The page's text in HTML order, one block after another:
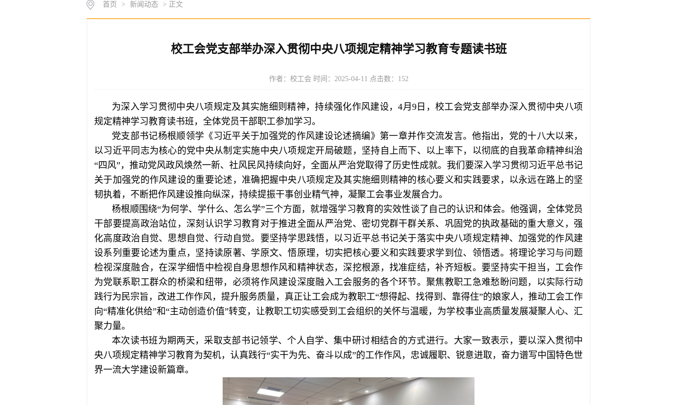
首页 > 新闻动态 > 正文
校工会党支部举办深入贯彻中央八项规定精神学习教育专题读书班
作者：校工会 时间：2025-04-11 点击数： 152
为深入学习贯彻中央八项规定及其实施细则精神，持续强化作风建设，4月9日，校工会党支部举办深入贯彻中央八项
规定精神学习教育读书班，全体党员干部职工参加学习。
党支部书记杨根顺领学《习近平关于加强党的作风建设论述摘编》第一章并作交流发言。他指出，党的十八大以来，
以习近平同志为核心的党中央从制定实施中央八项规定开局破题，坚持自上而下、以上率下，以彻底的自我革命精神纠治
“四风”，推动党风政风焕然一新、社风民风持续向好，全面从严治党取得了历史性成就。我们要深入学习贯彻习近平总书记
关于加强党的作风建设的重要论述，准确把握中央八项规定及其实施细则精神的核心要义和实践要求，以永远在路上的坚
韧执着，不断把作风建设推向纵深，持续提振干事创业精气神，凝聚工会事业发展合力。
杨根顺围绕“为何学、学什么、怎么学”三个方面，就增强学习教育的实效性谈了自己的认识和体会。他强调，全体党员
干部要提高政治站位，深刻认识学习教育对于推进全面从严治党、密切党群干群关系、巩固党的执政基础的重大意义，强
化高度政治自觉、思想自觉、行动自觉。要坚持学思践悟，以习近平总书记关于落实中央八项规定精神、加强党的作风建
设系列重要论述为重点，坚持读原著、学原文、悟原理，切实把核心要义和实践要求学到位、领悟透。将理论学习与问题
检视深度融合，在深学细悟中检视自身思想作风和精神状态，深挖根源，找准症结，补齐短板。要坚持实干担当，工会作
为党联系职工群众的桥梁和纽带，必须将作风建设深度融入工会服务的各个环节。聚焦教职工急难愁盼问题，以实际行动
践行为民宗旨，改进工作作风，提升服务质量，真正让工会成为教职工“想得起、找得到、靠得住”的娘家人，推动工会工作
向“精准化供给”和“主动创造价值”转变，让教职工切实感受到工会组织的关怀与温暖，为学校事业高质量发展凝聚人心、汇
聚力量。
本次读书班为期两天，采取支部书记领学、个人自学、集中研讨相结合的方式进行。大家一致表示，要以深入贯彻中
央八项规定精神学习教育为契机，认真践行“实干为先、奋斗以成”的工作作风，忠诚履职、锐意进取，奋力谱写中国特色世
界一流大学建设新篇章。